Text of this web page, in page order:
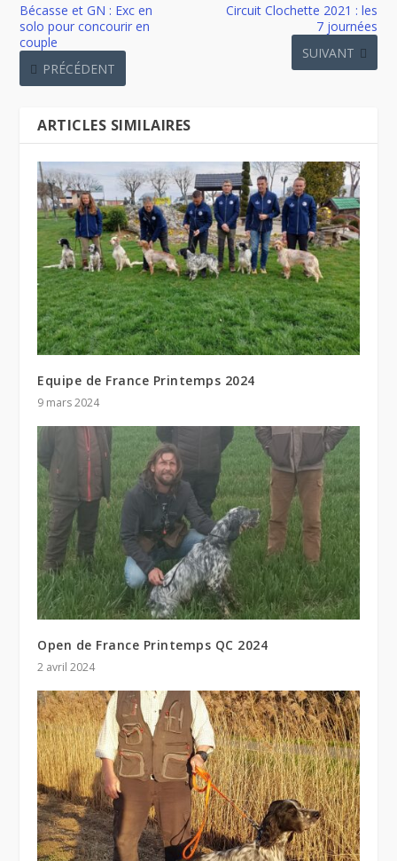
Bécasse et GN : Exc en
solo pour concourir en
couple
PRÉCÉDENT
Circuit Clochette 2021 : les
7 journées
SUIVANT
ARTICLES SIMILAIRES
Equipe de France Printemps 2024
9 mars 2024
Open de France Printemps QC 2024
2 avril 2024